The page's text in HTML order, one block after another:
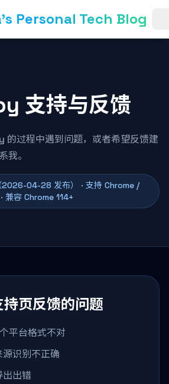
Personal Tech Blog
支持与反馈
的过程中遇到问题，或者希望反馈建
我。
04-28 发布） · 支持 Chrome /
兼容 Chrome 114+
页反馈的问题
平台格式不对
识别不正确
出出错